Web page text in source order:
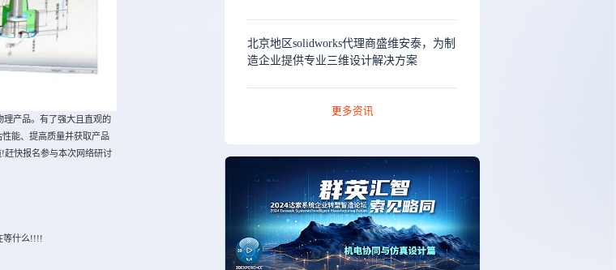
产品。有了强大且直观的
能、提高质量并获取产品
赶快报名参与本次网络研讨
等什么!!!!
北京地区solidworks代理商盛维安泰，为制
造企业提供专业三维设计解决方案
更多资讯